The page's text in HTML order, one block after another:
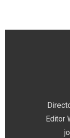
Editor